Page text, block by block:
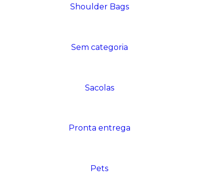
Shoulder Bags
Sem categoria
Sacolas
Pronta entrega
Pets